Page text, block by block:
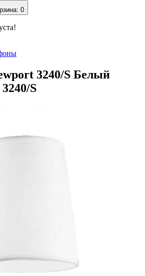
: 0
3240/S Белый
S